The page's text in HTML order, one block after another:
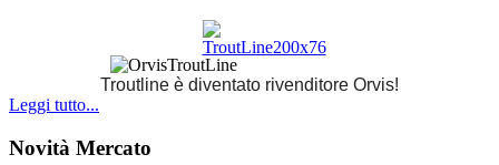
Troutline è diventato rivenditore Orvis!
Leggi tutto...
Novità Mercato